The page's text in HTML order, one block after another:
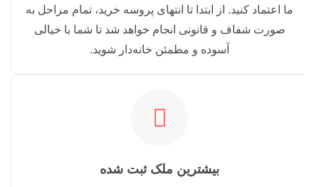
ما اعتماد کنید. از ابتدا تا انتهای پروسه خرید، تمام مراحل به
صورت شفاف و قانونی انجام خواهد شد تا شما با خیالی
آسوده و مطمئن خانه‌دار شوید.
بیشترین ملک ثبت شده